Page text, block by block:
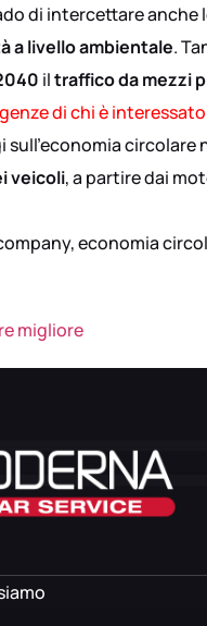
di intercettare anche
a livello ambientale.
iltraffico da mezzi
di chi è
veicoli, a partire dai
,economia
migliore